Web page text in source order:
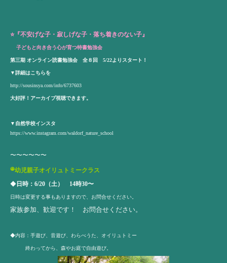
⭐️『不安げな子・寂しげな子・落ち着きのない子』
子どもと向き合う心が育つ特書勉強会
第三期 オンライン読書勉強会 全８回 5/22よりスタート！
▼詳細はこちらを
http://sousinsya.com/info/6737603
大好評！アーカイブ視聴できます。
▼ 自然学校インスタ
https://www.instagram.com/waldorf_nature_school
〜〜〜〜〜〜
◉幼児親子オイリュトミークラス
◆日時：6/20（土） 14時30〜
日時は変更する事もありますので、お問合せください。
家族参加、歓迎です！ お問合せください。
◆内容：手遊び、音遊び、わらべうた、オイリュトミー
終わってから、森やお庭で自由遊び。